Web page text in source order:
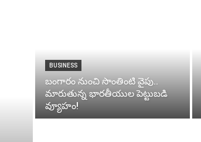
BUSINESS
బంగారం నుంచి సొంతింటి వైపు..
మారుతున్న భారతీయుల పెట్టుబడి
వ్యూహం!